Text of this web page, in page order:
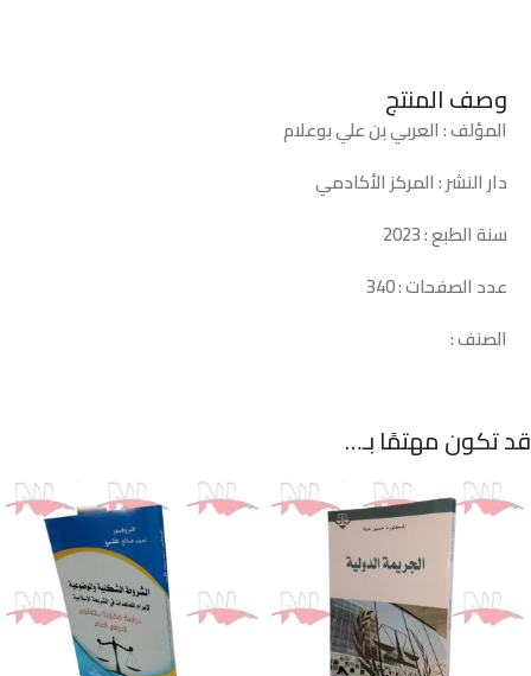
وصف المنتج
المؤلف : العربي بن علي بوعلام
دار النشر : المركز الأكادمي
سنة الطبع : 2023
عدد الصفحات : 340
الصنف :
قد تكون مهتمًا بـ…